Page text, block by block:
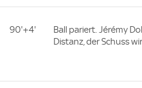
90'+4'
Ball pariert. Jérémy
Distanz, der Schuss